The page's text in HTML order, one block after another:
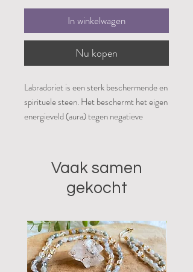
In winkelwagen
Nu kopen
Labradoriet is een sterk beschermende en
spirituele steen. Het beschermt het eigen
energieveld (aura) tegen negatieve
vermindert angst en geeft kracht,
(zelf)vertrouwen en
doorzettingsvermogen. Het versterkt de
maakt contact met het onderbewuste en
brengt vergeten herinneringen boven.
Labradoriet stimuleert fantasie en
creativiteit en helpt ideeën te ontwikkelen.
Vaak samen
gekocht